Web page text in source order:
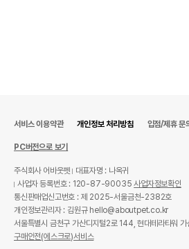
서비스 이용약관 개인정보 처리방침 입점/제휴 문
PC버전으로 보기
주식회사 어바웃펫
대표자명 : 나옥귀
사업자 등록번호 : 120-87-90035사업자정보확인
통신판매업신고번호 : 제 2025-서울금천-2382호
개인정보관리자 : 김원규 hello@aboutpet.co.kr
서울특별시 금천구 가산디지털2로 144, 현대테라타워
구매안전(에스크로)서비스